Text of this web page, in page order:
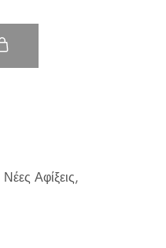
Νέες Αφίξεις,